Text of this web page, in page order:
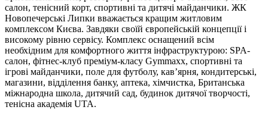
салон, тенісний корт, спортивні та дитячі майданчики. ЖК
Новопечерські Липки вважається кращим житловим
комплексом Києва. Завдяки своїй європейській концепції і
високому рівню сервісу. Комплекс оснащений всім
необхідним для комфортного життя інфраструктурою: SPA-
салон, фітнес-клуб преміум-класу Gymmaxx, спортивні та
ігрові майданчики, поле для футболу, кав’ярня, кондитерські,
магазини, відділення банку, аптека, хімчистка, Британська
міжнародна школа, дитячий сад, будинок дитячої творчості,
тенісна академія UTA.